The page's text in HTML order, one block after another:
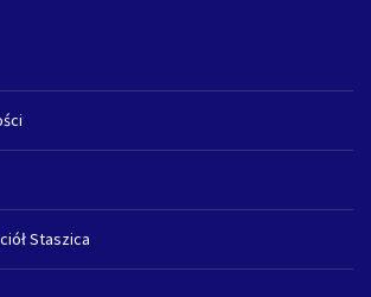
Staszica